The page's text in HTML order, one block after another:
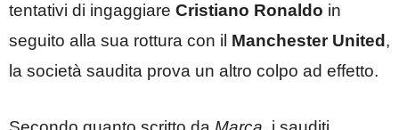
tentativi di ingaggiare Cristiano Ronaldo in
seguito alla sua rottura con il Manchester United ,
la società saudita prova un altro colpo ad effetto.